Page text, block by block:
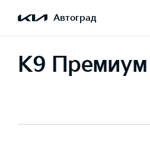
Автоград
K9 Премиум